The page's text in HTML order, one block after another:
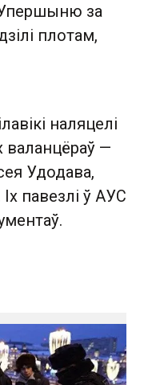
Упершыню за
плотам,
наляцелі
валанцёраў —
Удодава,
павезлі ў АУС